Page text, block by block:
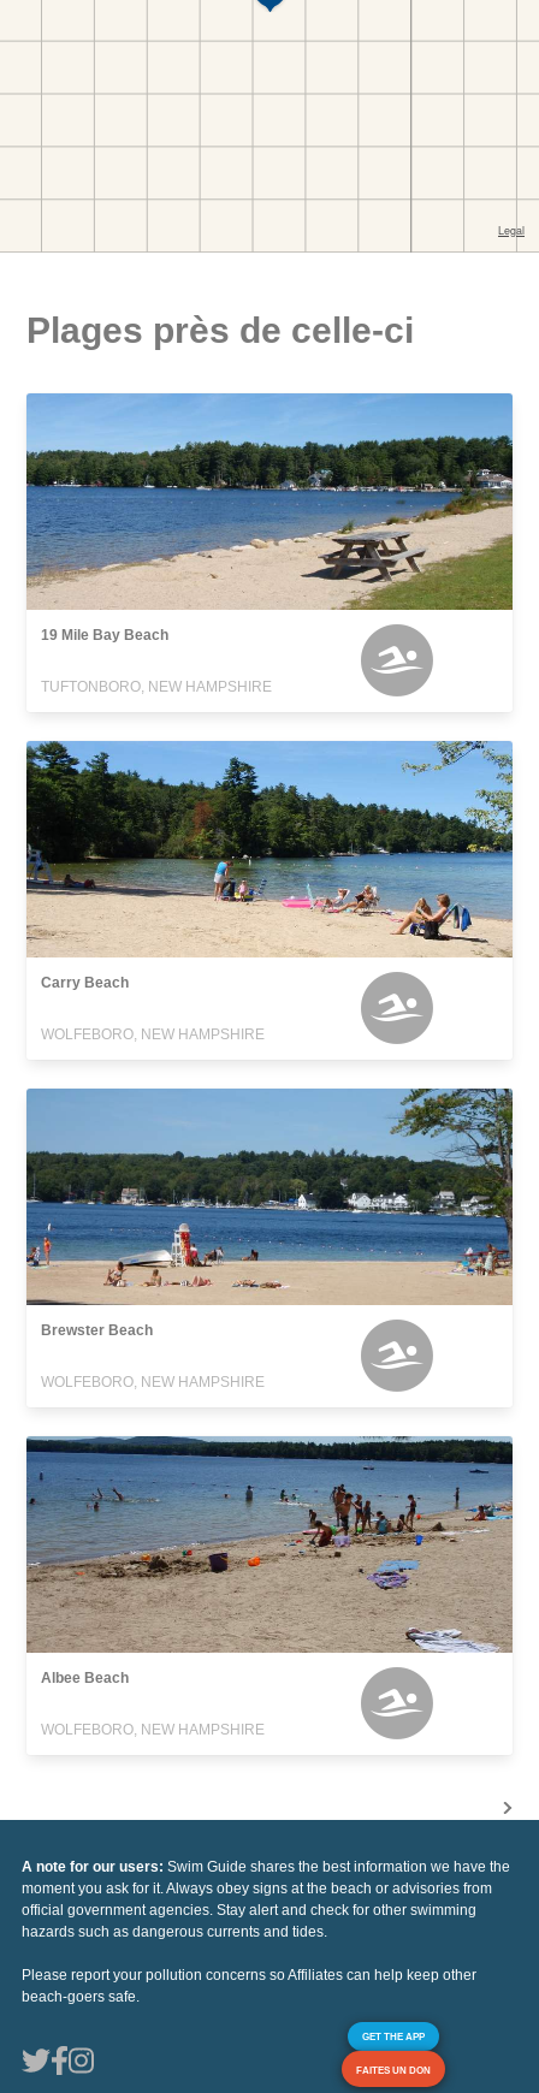
Plages près de celle-ci
19 Mile Bay Beach
TUFTONBORO, NEW HAMPSHIRE
Carry Beach
WOLFEBORO, NEW HAMPSHIRE
Brewster Beach
WOLFEBORO, NEW HAMPSHIRE
Albee Beach
WOLFEBORO, NEW HAMPSHIRE
A note for our users: Swim Guide shares the best information we have the
moment you ask for it. Always obey signs at the beach or advisories from
official government agencies. Stay alert and check for other swimming
hazards such as dangerous currents and tides.
Please report your pollution concerns so Affiliates can help keep other
beach-goers safe.
GET THE APP
FAITES UN DON